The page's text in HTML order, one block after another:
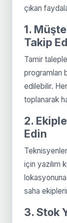
çıkan
1.
Takip
Tamir
programları
edilebilir.
toplanarak
2.
Edin
için yazılım
saha
3. Stok